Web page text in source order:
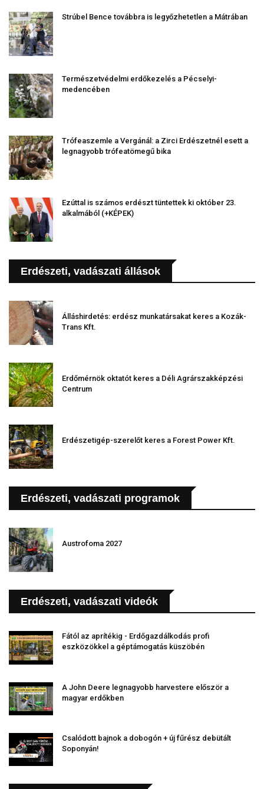
Strúbel Bence továbbra is legyőzhetetlen a Mátrában
Természetvédelmi erdőkezelés a Pécselyi-
medencében
Trófeaszemle a Vergánál: a Zirci Erdészetnél esett a
legnagyobb trófeatömegű bika
Ezúttal is számos erdészt tüntettek ki október 23.
alkalmából (+KÉPEK)
Erdészeti, vadászati állások
Álláshirdetés: erdész munkatársakat keres a Kozák-
Trans Kft.
Erdőmérnök oktatót keres a Déli Agrárszakképzési
Centrum
Erdészetigép-szerelőt keres a Forest Power Kft.
Erdészeti, vadászati programok
Austrofoma 2027
Erdészeti, vadászati videók
Fától az aprítékig - Erdőgazdálkodás profi
eszközökkel a géptámogatás küszöbén
A John Deere legnagyobb harvestere először a
magyar erdőkben
Csalódott bajnok a dobogón + új fűrész debütált
Soponyán!